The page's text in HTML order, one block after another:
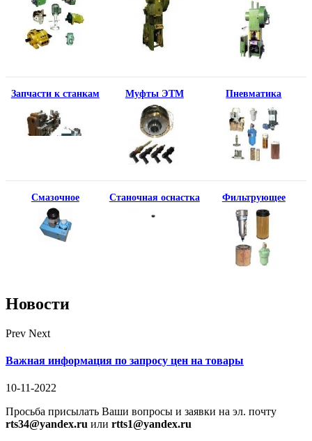
Запчасти к станкам Муфты ЭТМ Пневматика
Смазочное Станочная оснастка Фильтрующее
Новости
Prev Next
Важная информация по запросу цен на товары
10-11-2022
Просьба присылать Ваши вопросы и заявки на эл. почту
rts34@yandex.ru или rtts1@yandex.ru